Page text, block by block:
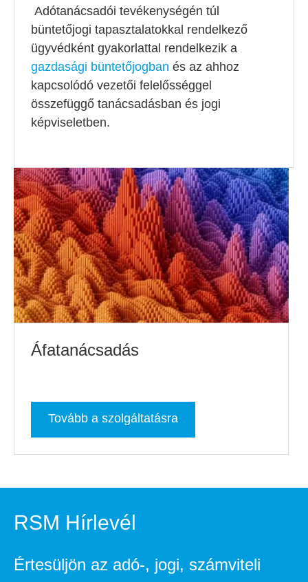
Áfatanácsadás
Tovább a szolgáltatásra
Adótanácsadói tevékenységén túl
büntetőjogi tapasztalatokkal rendelkező
ügyvédként gyakorlattal rendelkezik a
gazdasági büntetőjogban és az ahhoz
kapcsolódó vezetői felelősséggel
összefüggő tanácsadásban és jogi
képviseletben.
RSM Hírlevél
Értesüljön az adó-, jogi, számviteli